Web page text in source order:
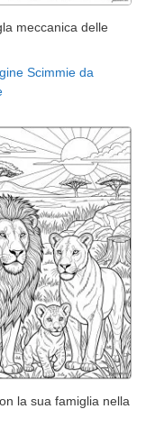
meccanica delle
Scimmie da
la sua famiglia nella